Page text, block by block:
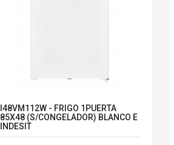
I48VM112W - FRIGO 1PUERTA
85X48 (S/CONGELADOR) BLANCO E
INDESIT